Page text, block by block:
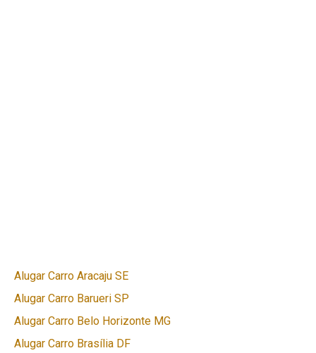
Alugar Carro Aracaju SE
Alugar Carro Barueri SP
Alugar Carro Belo Horizonte MG
Alugar Carro Brasília DF